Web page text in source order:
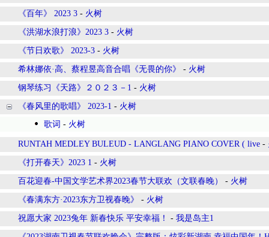
《百年》 2023 3 - 火树
《洪湖水浪打浪》2023 3 - 火树
《节日欢歌》 2023-3 - 火树
希林娜依·高、蔡程昱高音合唱《无畏的你》 - 火树
钢琴练习《天路》２０２３－1 - 火树
《春风里的歌唱》 2023-1 - 火树
歌词 - 火树
RUNTAH MEDLEY BULEUD - LANGLANG PIANO COVER ( live -
《打开春天》2023 1 - 火树
百花迎春-中国文学艺术界2023春节大联欢（文联春晚） - 火树
《春满东方·2023东方卫视春晚》 - 火树
祝愿大家 2023兔年 新春快乐 平安幸福！ - 我是岛主1